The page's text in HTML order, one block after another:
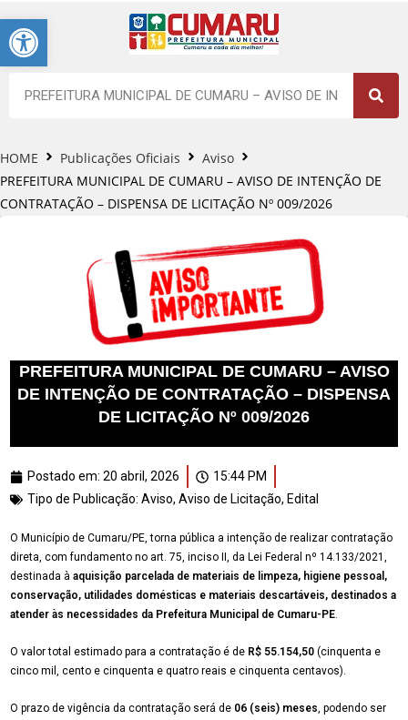
Barra de Ferramentas Aberta
HOME Publicações Oficiais
Aviso
PREFEITURA MUNICIPAL DE CUMARU – AVISO DE INTENÇÃO DE
CONTRATAÇÃO – DISPENSA DE LICITAÇÃO Nº 009/2026
PREFEITURA MUNICIPAL DE CUMARU – AVISO
DE INTENÇÃO DE CONTRATAÇÃO – DISPENSA
DE LICITAÇÃO Nº 009/2026
Postado em: 20 abril, 2026
15:44 PM
Tipo de Publicação: Aviso, Aviso de Licitação, Edital
O Município de Cumaru/PE, torna pública a intenção de realizar contratação
direta, com fundamento no art. 75, inciso II, da Lei Federal nº 14.133/2021,
destinada à aquisição parcelada de materiais de limpeza, higiene pessoal,
conservação, utilidades domésticas e materiais descartáveis, destinados a
atender às necessidades da Prefeitura Municipal de Cumaru-PE.
O valor total estimado para a contratação é de R$ 55.154,50 (cinquenta e
cinco mil, cento e cinquenta e quatro reais e cinquenta centavos).
O prazo de vigência da contratação será de 06 (seis) meses, podendo ser